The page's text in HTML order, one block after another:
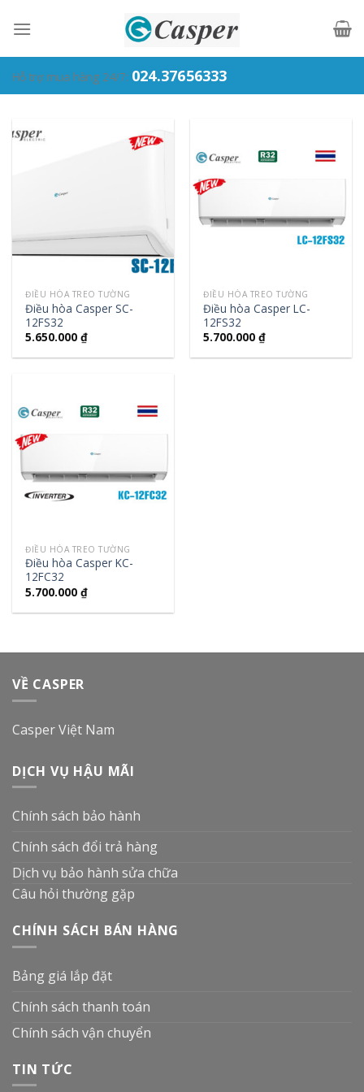
Hỗ trợ mua hàng 24/7: 024.37656333
ĐIỀU HÒA TREO TƯỜNG
Điều hòa Casper SC-
12FS32
5.650.000₫
ĐIỀU HÒA TREO TƯỜNG
Điều hòa Casper LC-
12FS32
5.700.000₫
ĐIỀU HÒA TREO TƯỜNG
Điều hòa Casper KC-
12FC32
5.700.000₫
VỀ CASPER
Casper Việt Nam
DỊCH VỤ HẬU MÃI
Chính sách bảo hành
Chính sách đổi trả hàng
Dịch vụ bảo hành sửa chữa
Câu hỏi thường gặp
CHÍNH SÁCH BÁN HÀNG
Bảng giá lắp đặt
Chính sách thanh toán
Chính sách vận chuyển
TIN TỨC